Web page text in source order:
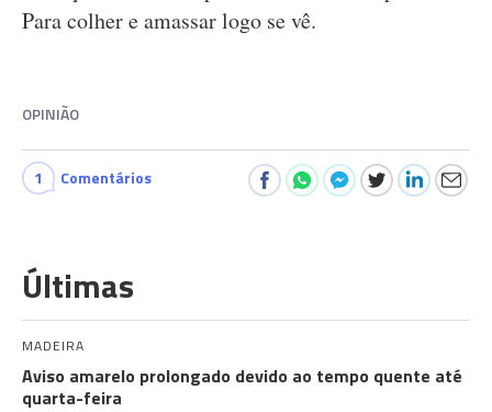
Para colher e amassar logo se vê.
OPINIÃO
1 Comentários
Últimas
MADEIRA
Aviso amarelo prolongado devido ao tempo quente até
quarta-feira